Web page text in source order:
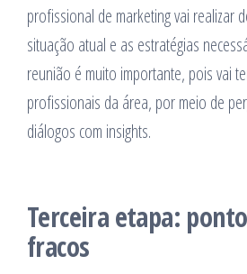
profissional de marketing vai realizar
situação atual e as estratégias
reunião é muito importante, pois vai
profissionais da área, por meio de
diálogos com insights.
Terceira etapa:
fracos